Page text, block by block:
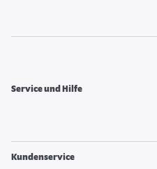
Service und Hilfe
Kundenservice